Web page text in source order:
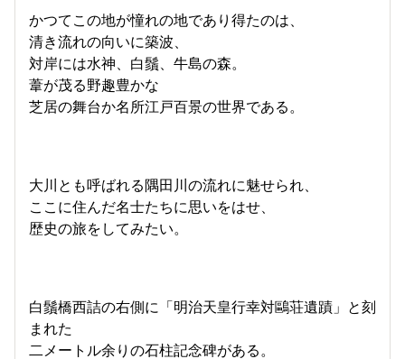
かつてこの地が憧れの地であり得たのは、
清き流れの向いに築波、
対岸には水神、白鬚、牛島の森。
葦が茂る野趣豊かな
芝居の舞台か名所江戸百景の世界である。
大川とも呼ばれる隅田川の流れに魅せられ、
ここに住んだ名士たちに思いをはせ、
歴史の旅をしてみたい。
白鬚橋西詰の右側に「明治天皇行幸対鷗荘遺蹟」と刻
まれた
二メートル余りの石柱記念碑がある。